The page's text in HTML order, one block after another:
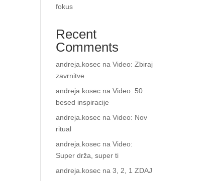
fokus
Recent
Comments
andreja.kosec naVideo: Zbiraj
zavrnitve
andreja.kosec naVideo: 50
besed inspiracije
andreja.kosec naVideo: Nov
ritual
andreja.kosec naVideo:
Super drža, super ti
andreja.kosec na3, 2, 1 ZDAJ